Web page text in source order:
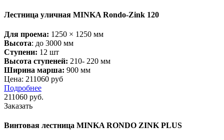
Лестница уличная MINKA Rondo-Zink 120
Для проема: 1250 × 1250 мм
Высота: до 3000 мм
Ступени: 12 шт
Высота ступеней: 210- 220 мм
Ширина марша: 900 мм
Цена: 211060 руб
Подробнее
211060 руб.
Заказать
Винтовая лестница MINKA RONDO ZINK PLUS